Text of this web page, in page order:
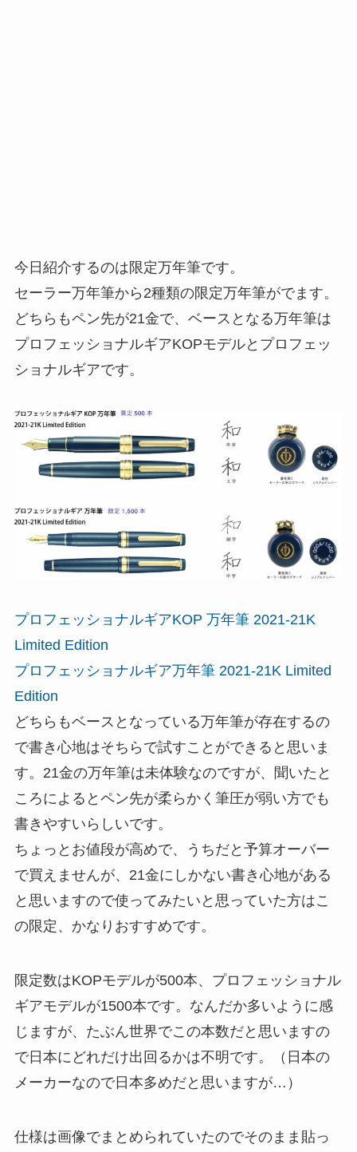
今日紹介するのは限定万年筆です。
セーラー万年筆から2種類の限定万年筆がでます。
どちらもペン先が21金で、ベースとなる万年筆は
プロフェッショナルギアKOPモデルとプロフェッ
ショナルギアです。
プロフェッショナルギアKOP 万年筆 2021-21K
Limited Edition
プロフェッショナルギア万年筆 2021-21K Limited
Edition
どちらもベースとなっている万年筆が存在するの
で書き心地はそちらで試すことができると思いま
す。21金の万年筆は未体験なのですが、聞いたと
ころによるとペン先が柔らかく筆圧が弱い方でも
書きやすいらしいです。
ちょっとお値段が高めで、うちだと予算オーバー
で買えませんが、21金にしかない書き心地がある
と思いますので使ってみたいと思っていた方はこ
の限定、かなりおすすめです。
限定数はKOPモデルが500本、プロフェッショナル
ギアモデルが1500本です。なんだか多いように感
じますが、たぶん世界でこの本数だと思いますの
で日本にどれだけ出回るかは不明です。（日本の
メーカーなので日本多めだと思いますが…）
仕様は画像でまとめられていたのでそのまま貼っ